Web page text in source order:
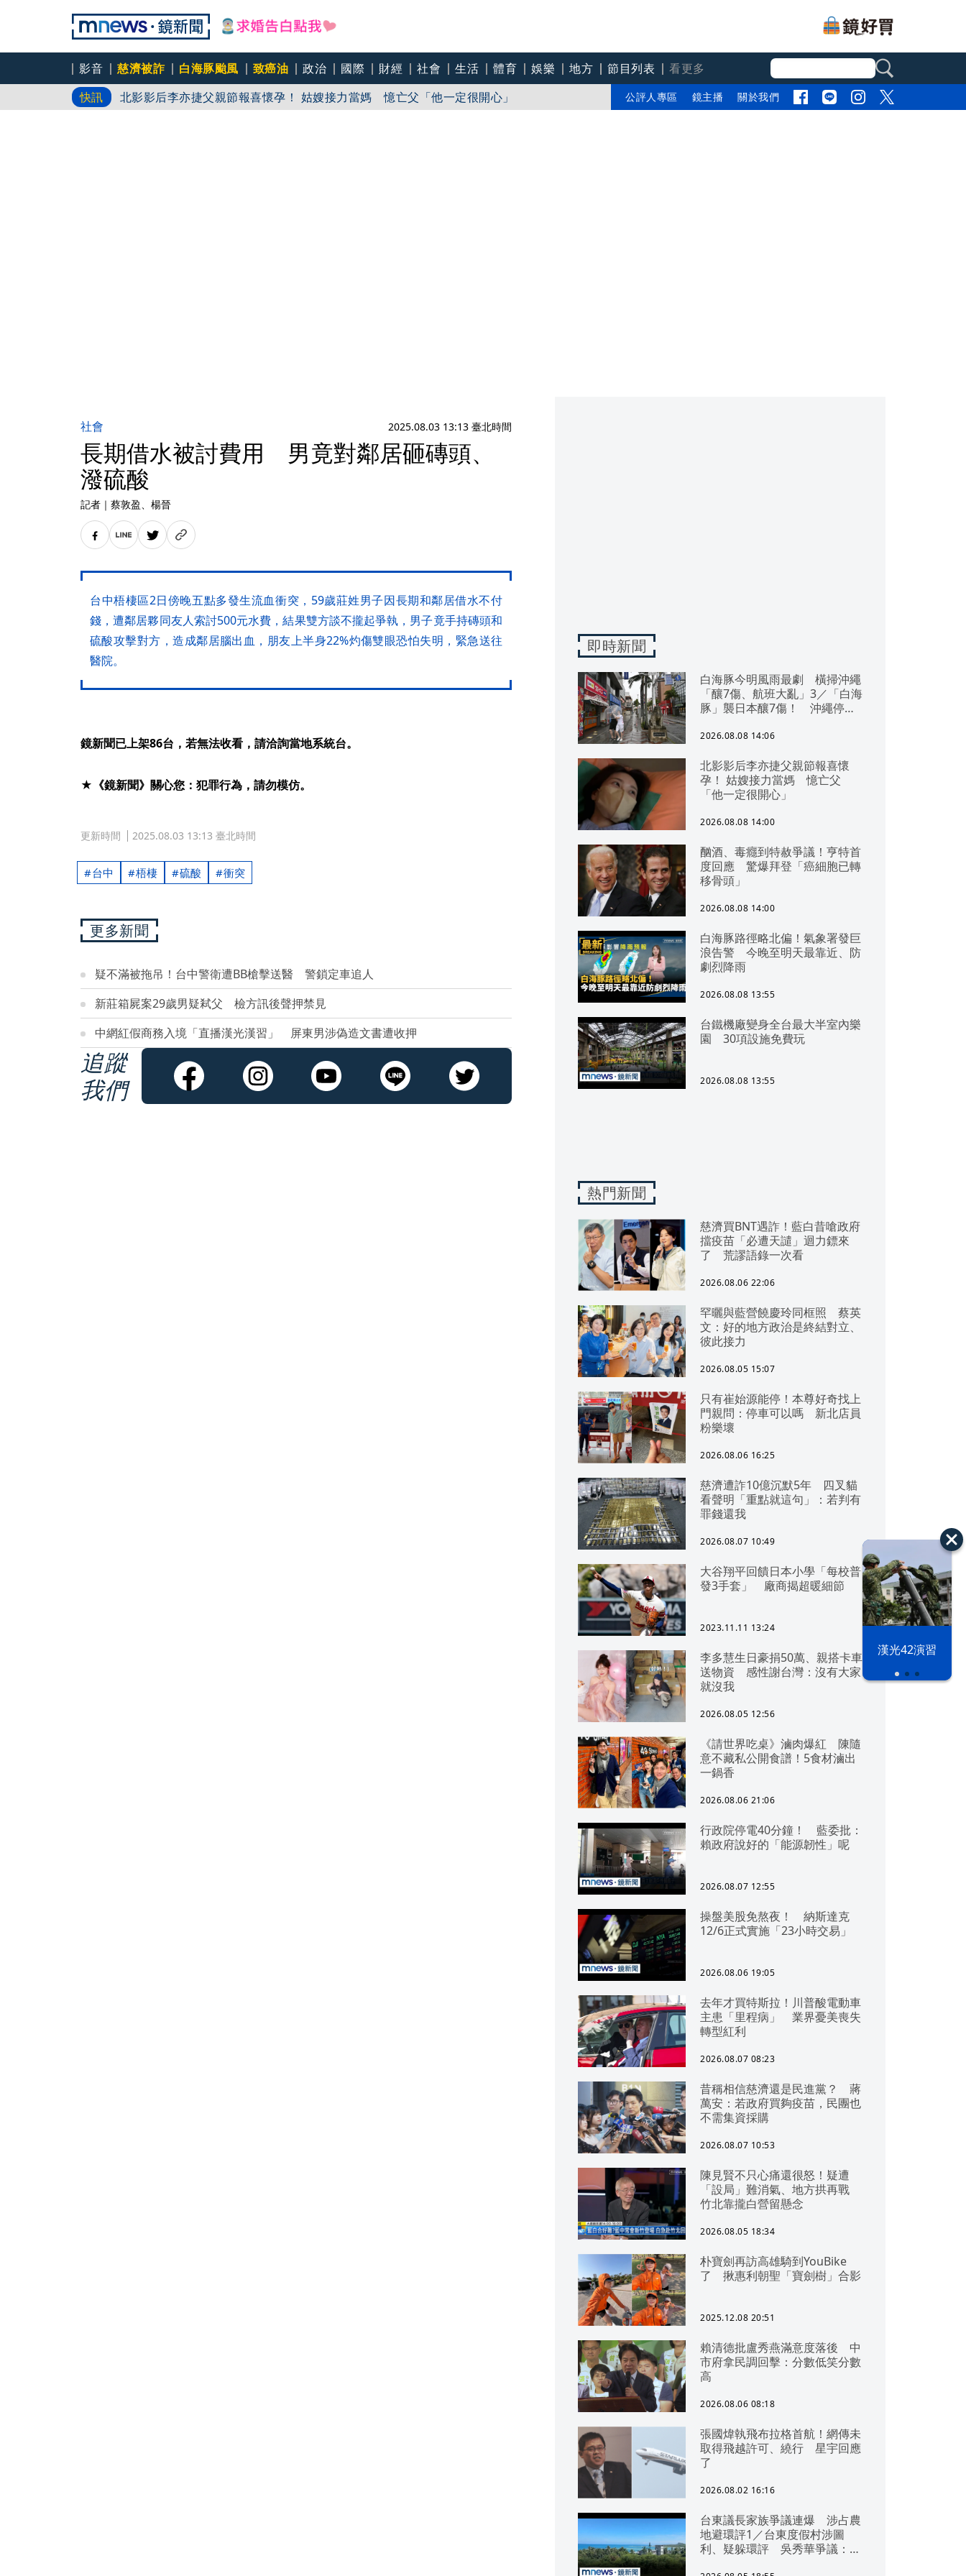
影音 慈濟被詐 白海豚颱風 致癌油 政治 國際 財經 社會 生活 體育 娛樂 地方 節目列表
看更多
快訊
白海豚今明風雨最劇 橫掃沖繩「釀7傷、航班大亂」3／「白海豚」襲日本釀7傷！ 沖繩
停電交通亂 鹿兒島建築毀
北影影后李亦捷父親節報喜懷孕！ 姑嫂接力當媽 憶亡父「他一定很開心」
公評人專區 鏡主播 關於我們
漢光42演習
社會 2025.08.03 13:13 臺北時間
長期借水被討費用 男竟對鄰居砸磚頭、
潑硫酸
記者 ｜ 蔡敦盈、楊晉
台中梧棲區2日傍晚五點多發生流血衝突，59歲莊姓男子因長期和鄰居借水不付
錢，遭鄰居夥同友人索討500元水費，結果雙方談不攏起爭執，男子竟手持磚頭和
硫酸攻擊對方，造成鄰居腦出血，朋友上半身22%灼傷雙眼恐怕失明，緊急送往
醫院。
鏡新聞已上架86台，若無法收看，請洽詢當地系統台。
★《鏡新聞》關心您：犯罪行為，請勿模仿。
更新時間 2025.08.03 13:13 臺北時間
台中 梧棲 硫酸 衝突
更多新聞
疑不滿被拖吊！台中警衛遭BB槍擊送醫 警鎖定車追人
新莊箱屍案29歲男疑弒父 檢方訊後聲押禁見
中網紅假商務入境「直播漢光漢習」 屏東男涉偽造文書遭收押
追蹤
我們
即時新聞
白海豚今明風雨最劇 橫掃沖繩
「釀7傷、航班大亂」3／「白海
豚」襲日本釀7傷！ 沖繩停電
2026.08.08 14:06
北影影后李亦捷父親節報喜懷
孕！ 姑嫂接力當媽 憶亡父
「他一定很開心」
2026.08.08 14:00
酗酒、毒癮到特赦爭議！亨特首
度回應 驚爆拜登「癌細胞已轉
移骨頭」
2026.08.08 14:00
白海豚路徑略北偏！氣象署發巨
浪告警 今晚至明天最靠近、防
劇烈降雨
2026.08.08 13:55
台鐵機廠變身全台最大半室內樂
園 30項設施免費玩
2026.08.08 13:55
熱門新聞
慈濟買BNT遇詐！藍白昔嗆政府
擋疫苗「必遭天譴」迴力鏢來
了 荒謬語錄一次看
2026.08.06 22:06
罕曬與藍營饒慶玲同框照 蔡英
文：好的地方政治是終結對立、
彼此接力
2026.08.05 15:07
只有崔始源能停！本尊好奇找上
門親問：停車可以嗎 新北店員
粉樂壞
2026.08.06 16:25
慈濟遭詐10億沉默5年 四叉貓
看聲明「重點就這句」：若判有
罪錢還我
2026.08.07 10:49
大谷翔平回饋日本小學「每校普
發3手套」 廠商揭超暖細節
2023.11.11 13:24
李多慧生日豪捐50萬、親搭卡車
送物資 感性謝台灣：沒有大家
就沒我
2026.08.05 12:56
《請世界吃桌》滷肉爆紅 陳隨
意不藏私公開食譜！5食材滷出
一鍋香
2026.08.06 21:06
行政院停電40分鐘！ 藍委批：
賴政府說好的「能源韌性」呢
2026.08.07 12:55
操盤美股免熬夜！ 納斯達克
12/6正式實施「23小時交易」
2026.08.06 19:05
去年才買特斯拉！川普酸電動車
主患「里程病」 業界憂美喪失
轉型紅利
2026.08.07 08:23
昔稱相信慈濟還是民進黨？ 蔣
萬安：若政府買夠疫苗，民團也
不需集資採購
2026.08.07 10:53
陳見賢不只心痛還很怒！疑遭
「設局」難消氣、地方拱再戰
竹北靠攏白營留懸念
2026.08.05 18:34
朴寶劍再訪高雄騎到YouBike
了 揪惠利朝聖「寶劍樹」合影
2025.12.08 20:51
賴清德批盧秀燕滿意度落後 中
市府拿民調回擊：分數低笑分數
高
2026.08.06 08:18
張國煒執飛布拉格首航！網傳未
取得飛越許可、繞行 星宇回應
了
2026.08.02 16:16
台東議長家族爭議連爆 涉占農
地避環評1／台東度假村涉圖
利、疑躲環評 吳秀華爭議：概